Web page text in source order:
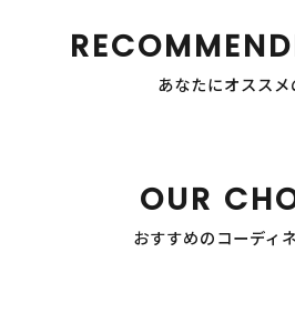
あなたにオススメ
OUR
おすすめのコーディ